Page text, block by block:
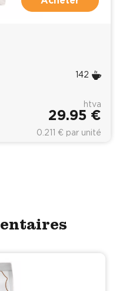
142
htva
29.95 €
0.211 € par unité